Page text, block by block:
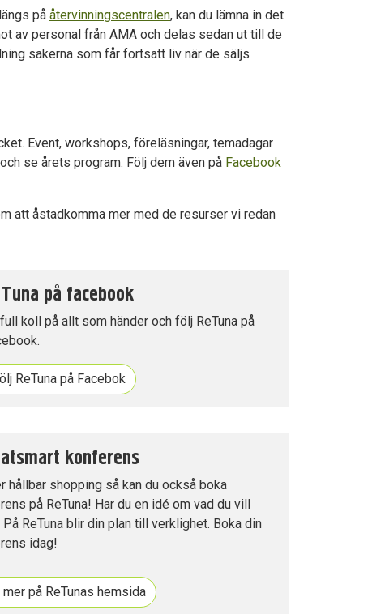
på återvinningscentralen, kan du lämna in det
av personal från AMA och delas sedan ut till de
sakerna som får fortsatt liv när de säljs
Event, workshops, föreläsningar, temadagar
se årets program. Följ dem även på Facebook
att åstadkomma mer med de resurser vi redan
på facebook
koll på allt som händer och följ ReTuna på
ReTuna på Facebok
konferens
hållbar shopping så kan du också boka
på ReTuna! Har du en idé om vad du vill
På ReTuna blir din plan till verklighet. Boka din
idag!
mer på ReTunas hemsida